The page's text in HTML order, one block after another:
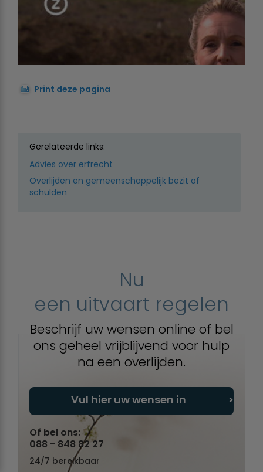
Print deze pagina
Gerelateerde links:
Advies over erfrecht
Overlijden en gemeenschappelijk bezit of
schulden
Nu
een uitvaart regelen
Beschrijf uw wensen online of bel
ons geheel vrijblijvend voor hulp
na een overlijden.
Vul hier uw wensen in
Of bel ons:
088 - 848 82 27
24/7 bereikbaar